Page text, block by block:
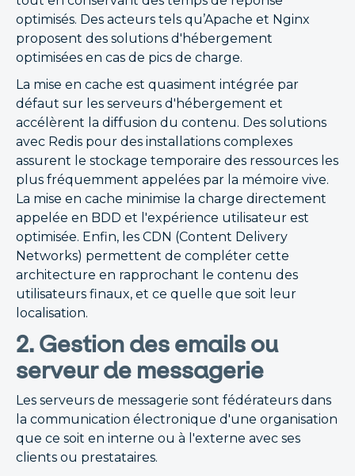
optimisés. Des acteurs tels qu’Apache et Nginx
proposent des solutions d'hébergement
optimisées en cas de pics de charge.
La mise en cache est quasiment intégrée par
défaut sur les serveurs d'hébergement et
accélèrent la diffusion du contenu. Des solutions
avec Redis pour des installations complexes
assurent le stockage temporaire des ressources les
plus fréquemment appelées par la mémoire vive.
La mise en cache minimise la charge directement
appelée en BDD et l'expérience utilisateur est
optimisée. Enfin, les CDN (Content Delivery
Networks) permettent de compléter cette
architecture en rapprochant le contenu des
utilisateurs finaux, et ce quelle que soit leur
localisation.
2. Gestion des emails ou
serveur de messagerie
Les serveurs de messagerie sont fédérateurs dans
la communication électronique d'une organisation
que ce soit en interne ou à l'externe avec ses
clients ou prestataires.